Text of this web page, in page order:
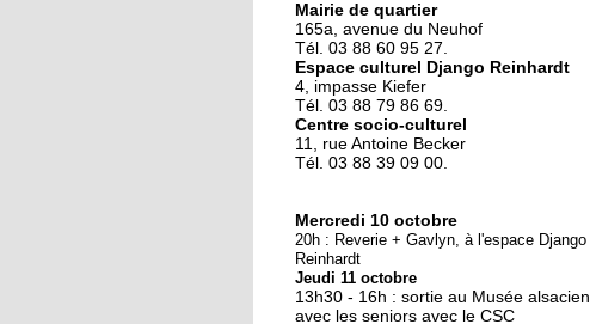
Le vrac s'invite au Neuhof
11 octobre 2018
Les petites filles
chaussent leurs
10 octobre 2018
Nouveau look pour une
nouvelle mairie
Mairie de quartier
165a, avenue du Neuhof
Tél. 03 88 60 95 27.
Espace culturel Django Reinhardt
4, impasse Kiefer
Tél. 03 88 79 86 69.
Centre socio-culturel
11, rue Antoine Becker
Tél. 03 88 39 09 00.
Mercredi 10 octobre
20h : Reverie + Gavlyn, à l'espace Django
Reinhardt
Jeudi 11 octobre
13h30 - 16h : sortie au Musée alsacien
avec les seniors avec le CSC